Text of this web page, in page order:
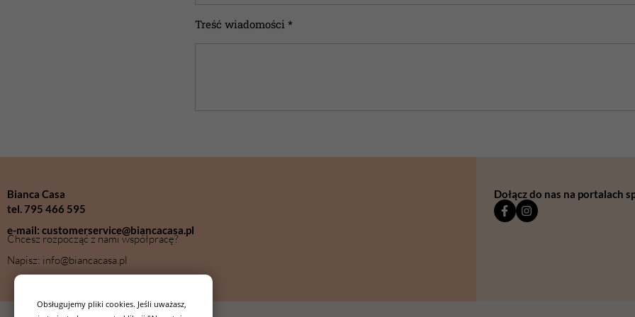
Treść wiadomości *
Bianca Casa
tel. 795 466 595
e-mail: customerservice@biancacasa.pl
Chcesz rozpocząć z nami współpracę?
Napisz: info@biancacasa.pl
Dołącz do nas na portalach
Obsługujemy pliki cookies. Jeśli uważasz,